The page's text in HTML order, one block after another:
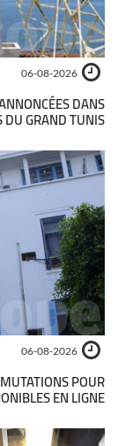
06-08-2026
DANS
DU GRAND TUNIS
06-08-2026
POUR
EN LIGNE